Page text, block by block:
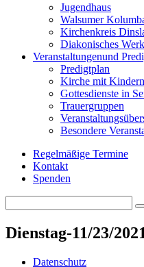
Jugendhaus
Walsumer
Kirchenkreis
Diakonisches Werk
Veranstaltungenund
Predigtplan
Kirche mit
Gottesdienste in
Trauergruppen
Besondere
Regelmäßige Termine
Kontakt
Spenden
for:
Dienstag-11/23/
Datenschutz